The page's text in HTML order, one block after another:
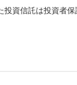
投資信託は投資者